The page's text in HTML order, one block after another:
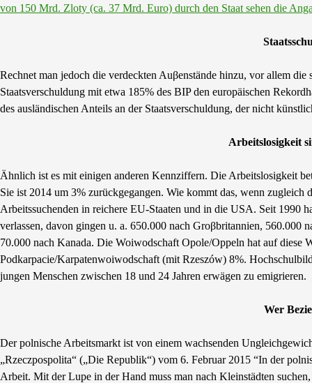
von 150 Mrd. Zloty (ca. 37 Mrd. Euro) durch den Staat sehen die
Rechnet man jedoch die verdeckten Auβenstände hinzu, vor allem
Staatsverschuldung mit etwa 185% des BIP den europäischen
des ausländischen Anteils an der Staatsverschuldung, der nicht
Arbeitslosigkeit
Ähnlich ist es mit einigen anderen Kennziffern. Die Arbeitslosigkeit
Sie ist 2014 um 3% zurückgegangen. Wie kommt das, wenn
Arbeitssuchenden in reichere EU-Staaten und in die USA. Seit 1990
verlassen, davon gingen u. a. 650.000 nach Groβbritannien,
70.000 nach Kanada. Die Woiwodschaft Opole/Oppeln hat auf diese
Podkarpacie/Karpatenwoiwodschaft (mit Rzeszów) 8%.
jungen Menschen zwischen 18 und 24 Jahren erwägen zu emigrieren.
Wer
Der polnische Arbeitsmarkt ist von einem wachsenden
„Rzeczpospolita“ („Die Republik“) vom 6. Februar 2015 “In der
Arbeit. Mit der Lupe in der Hand muss man nach Kleinstädten